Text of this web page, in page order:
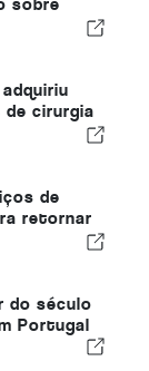
notícias
cirurgia
de
retornar
do século
Portugal